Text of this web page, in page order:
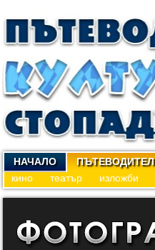
НАЧАЛО ПЪТЕВОДИТЕЛ
кино
театър изложби